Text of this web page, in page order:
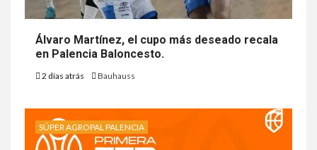
Álvaro Martínez, el cupo más deseado recala
en Palencia Baloncesto.
2 días atrás Bauhauss
SÚPER AGROPAL PALENCIA